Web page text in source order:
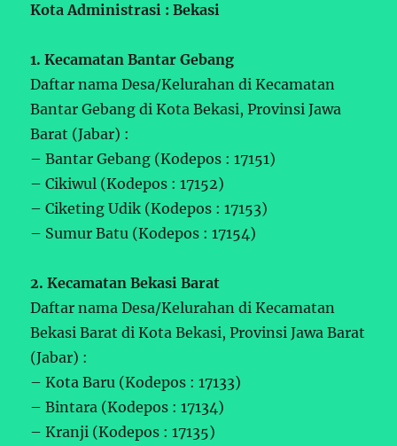
Kota Administrasi : Bekasi
1. Kecamatan Bantar Gebang
Daftar nama Desa/Kelurahan di Kecamatan
Bantar Gebang di Kota Bekasi, Provinsi Jawa
Barat (Jabar) :
– Bantar Gebang (Kodepos : 17151)
– Cikiwul (Kodepos : 17152)
– Ciketing Udik (Kodepos : 17153)
– Sumur Batu (Kodepos : 17154)
2. Kecamatan Bekasi Barat
Daftar nama Desa/Kelurahan di Kecamatan
Bekasi Barat di Kota Bekasi, Provinsi Jawa Barat
(Jabar) :
– Kota Baru (Kodepos : 17133)
– Bintara (Kodepos : 17134)
– Kranji (Kodepos : 17135)